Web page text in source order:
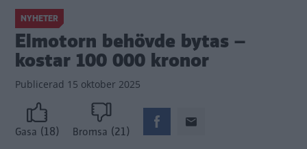
NYHETER
Elmotorn behövde bytas –
kostar 100 000 kronor
Publicerad 15 oktober 2025
Gasa (18) Bromsa (21)